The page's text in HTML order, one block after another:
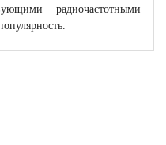
радиочастотными